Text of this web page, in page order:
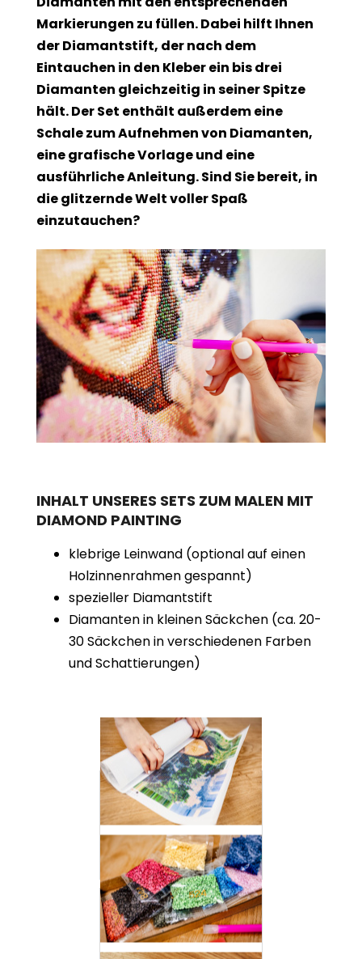
Markierungen zu füllen. Dabei hilft Ihnen
der Diamantstift, der nach dem
Eintauchen in den Kleber ein bis drei
Diamanten gleichzeitig in seiner Spitze
hält. Der Set enthält außerdem eine
Schale zum Aufnehmen von Diamanten,
eine grafische Vorlage und eine
ausführliche Anleitung. Sind Sie bereit, in
die glitzernde Welt voller Spaß
einzutauchen?
INHALT UNSERES SETS ZUM MALEN MIT
DIAMOND PAINTING
klebrige Leinwand (optional auf einen
Holzinnenrahmen gespannt)
spezieller Diamantstift
Diamanten in kleinen Säckchen (ca. 20-
30 Säckchen in verschiedenen Farben
und Schattierungen)